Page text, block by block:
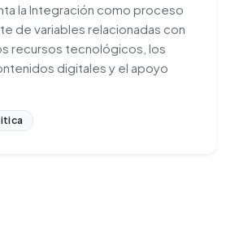
la Integración como proceso
de variables relacionadas con
recursos tecnológicos, los
digitales y el apoyo